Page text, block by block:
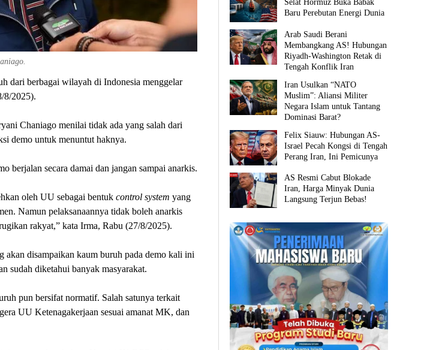
dari berbagai wilayah di Indonesia menggelar
8/2025).
Chaniago menilai tidak ada yang salah dari
demo untuk menuntut haknya.
berjalan secara damai dan jangan sampai anarkis.
oleh UU sebagai bentuk control system yang
Namun pelaksanaannya tidak boleh anarkis
rakyat,” kata Irma, Rabu (27/8/2025).
disampaikan kaum buruh pada demo kali ini
sudah diketahui banyak masyarakat.
pun bersifat normatif. Salah satunya terkait
UU Ketenagakerjaan sesuai amanat MK, dan
Selat Hormuz Buka Babak
Baru Perebutan Energi Dunia
Arab Saudi Berani
Membangkang AS! Hubungan
Riyadh-Washington Retak di
Tengah Konflik Iran
Iran Usulkan “NATO
Muslim”: Aliansi Militer
Negara Islam untuk Tantang
Dominasi Barat?
Felix Siauw: Hubungan AS-
Israel Pecah Kongsi di Tengah
Perang Iran, Ini Pemicunya
AS Resmi Cabut Blokade
Iran, Harga Minyak Dunia
Langsung Terjun Bebas!